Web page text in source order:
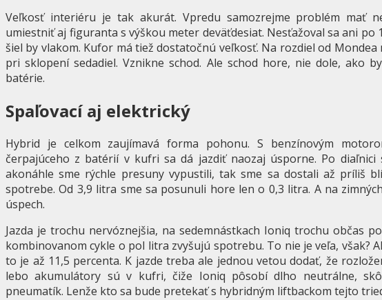
Veľkosť interiéru je tak akurát. Vpredu samozrejme problém mať
umiestniť aj figuranta s výškou meter deväťdesiat. Nesťažoval sa ani po
šiel by vlakom. Kufor má tiež dostatočnú veľkosť. Na rozdiel od
pri sklopení sedadiel. Vznikne schod. Ale schod hore, nie dole, ako
batérie.
Spaľovací aj elektrický
Hybrid je celkom zaujímavá forma pohonu. S benzínovým
čerpajúceho z batérií v kufri sa dá jazdiť naozaj úsporne. Po diaľnici
akonáhle sme rýchle presuny vypustili, tak sme sa dostali až príliš
spotrebe. Od 3,9 litra sme sa posunuli hore len o 0,3 litra. A na
úspech.
Jazda je trochu nervóznejšia, na sedemnástkach Ioniq trochu občas
kombinovanom cykle o pol litra zvyšujú spotrebu. To nie je veľa, však?
to je až 11,5 percenta. K jazde treba ale jednou vetou dodať, že
lebo akumulátory sú v kufri, čiže Ioniq pôsobí dlho neutrálne,
pneumatík. Lenže kto sa bude pretekať s hybridným liftbackom tejto